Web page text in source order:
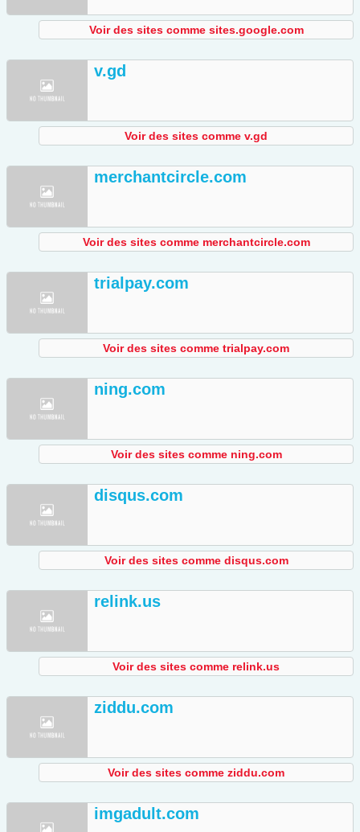
Voir des sites comme sites.google.com
v.gd
Voir des sites comme v.gd
merchantcircle.com
Voir des sites comme merchantcircle.com
trialpay.com
Voir des sites comme trialpay.com
ning.com
Voir des sites comme ning.com
disqus.com
Voir des sites comme disqus.com
relink.us
Voir des sites comme relink.us
ziddu.com
Voir des sites comme ziddu.com
imgadult.com